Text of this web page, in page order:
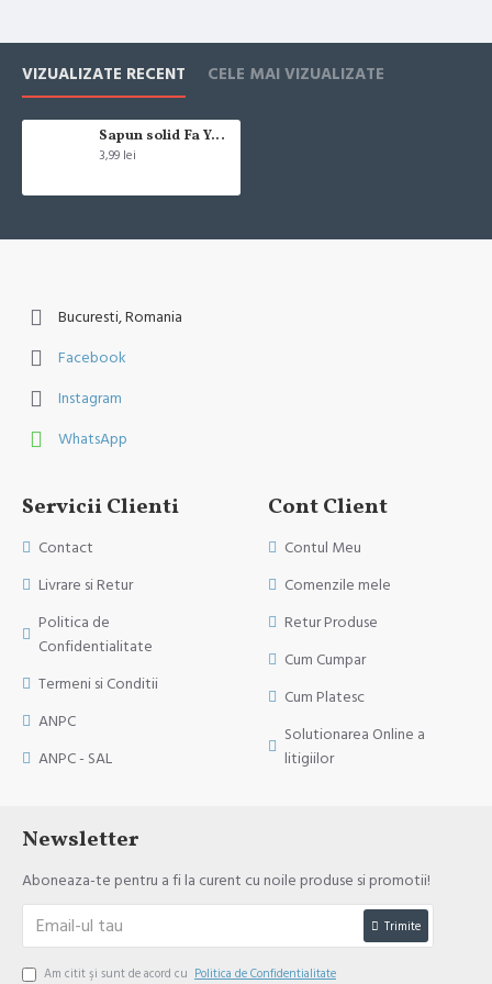
VIZUALIZATE RECENT CELE MAI VIZUALIZATE
Sapun solid Fa Yoghurt Sensitive 90 g
3,99 lei
Bucuresti, Romania
Facebook
Instagram
WhatsApp
Servicii Clienti
Contact
Livrare si Retur
Politica de
Confidentialitate
Termeni si Conditii
ANPC
ANPC - SAL
Cont Client
Contul Meu
Comenzile mele
Retur Produse
Cum Cumpar
Cum Platesc
Solutionarea Online a
litigiilor
Newsletter
Aboneaza-te pentru a fi la curent cu noile produse si promotii!
Trimite
Am citit şi sunt de acord cu Politica de Confidentialitate